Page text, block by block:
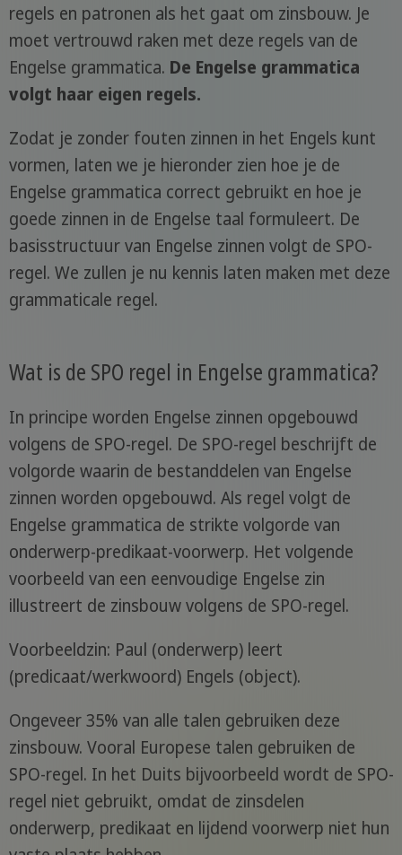
regels en patronen als het gaat om zinsbouw. Je
moet vertrouwd raken met deze regels van de
Engelse grammatica. De Engelse grammatica
volgt haar eigen regels.
Zodat je zonder fouten zinnen in het Engels kunt
vormen, laten we je hieronder zien hoe je de
Engelse grammatica correct gebruikt en hoe je
goede zinnen in de Engelse taal formuleert. De
basisstructuur van Engelse zinnen volgt de SPO-
regel. We zullen je nu kennis laten maken met deze
grammaticale regel.
Wat is de SPO regel in Engelse grammatica?
In principe worden Engelse zinnen opgebouwd
volgens de SPO-regel. De SPO-regel beschrijft de
volgorde waarin de bestanddelen van Engelse
zinnen worden opgebouwd. Als regel volgt de
Engelse grammatica de strikte volgorde van
onderwerp-predikaat-voorwerp. Het volgende
voorbeeld van een eenvoudige Engelse zin
illustreert de zinsbouw volgens de SPO-regel.
Voorbeeldzin: Paul (onderwerp) leert
(predicaat/werkwoord) Engels (object).
Ongeveer 35% van alle talen gebruiken deze
zinsbouw. Vooral Europese talen gebruiken de
SPO-regel. In het Duits bijvoorbeeld wordt de SPO-
regel niet gebruikt, omdat de zinsdelen
onderwerp, predikaat en lijdend voorwerp niet hun